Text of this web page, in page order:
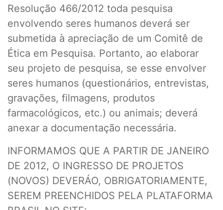
Resolução 466/2012 toda pesquisa
envolvendo seres humanos deverá ser
submetida à apreciação de um Comitê de
Ética em Pesquisa. Portanto, ao elaborar
seu projeto de pesquisa, se esse envolver
seres humanos (questionários, entrevistas,
gravações, filmagens, produtos
farmacológicos, etc.) ou animais; deverá
anexar a documentação necessária.
INFORMAMOS QUE A PARTIR DE JANEIRO
DE 2012, O INGRESSO DE PROJETOS
(NOVOS) DEVERÁO, OBRIGATORIAMENTE,
SEREM PREENCHIDOS PELA PLATAFORMA